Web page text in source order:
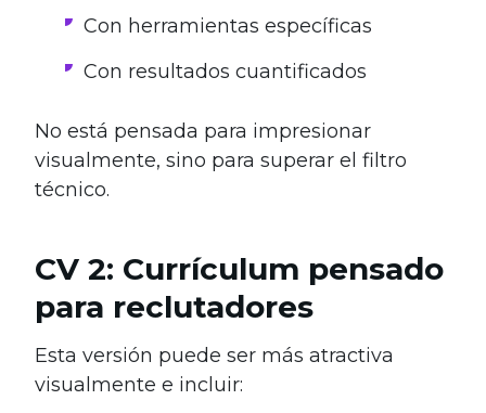
Con herramientas específicas
Con resultados cuantificados
No está pensada para impresionar
visualmente, sino para superar el filtro
técnico.
CV 2: Currículum pensado
para reclutadores
Esta versión puede ser más atractiva
visualmente e incluir: